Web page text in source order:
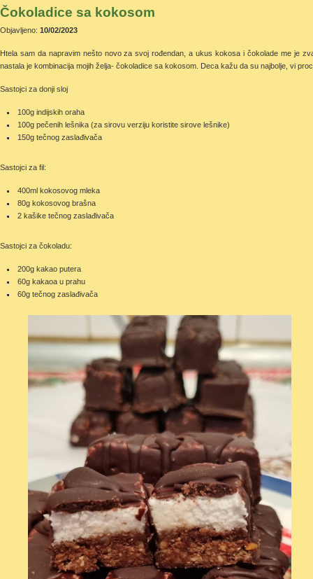
Čokoladice sa kokosom
Objavljeno: 10/02/2023
Htela sam da napravim nešto novo za svoj rođendan, a ukus kokosa i čokolade me je
nastala je kombinacija mojih želja- čokoladice sa kokosom. Deca kažu da su najbolje, vi
Sastojci za donji sloj
100g indijskih oraha
100g pečenih lešnika (za sirovu verziju koristite sirove lešnike)
150g tečnog zaslađivača
Sastojci za fil:
400ml kokosovog mleka
80g kokosovog brašna
2 kašike tečnog zaslađivača
Sastojci za čokoladu:
200g kakao putera
60g kakaoa u prahu
60g tečnog zaslađivača